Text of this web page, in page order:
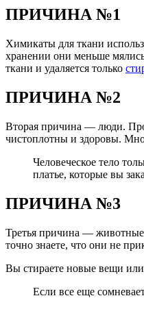
ПРИЧИНА №1
Химикаты для ткани
хранении они меньше
ткани и удаляется только
ПРИЧИНА №2
Вторая причина — люди.
чистоплотны и здоровы.
Человеческое тело
платье, которые вы
ПРИЧИНА №3
Третья причина —
точно знаете, что они не
Вы стираете новые вещи или
Если все еще